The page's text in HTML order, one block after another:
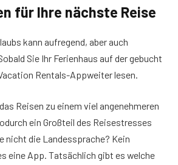
für Ihre nächste Reise
kann aufregend, aber auch
Sie Ihr Ferienhaus auf der gebucht
Rentals-Appweiter lesen.
Reisen zu einem viel angenehmeren
ein Großteil des Reisestresses
nicht die Landessprache? Kein
eine App. Tatsächlich gibt es welche